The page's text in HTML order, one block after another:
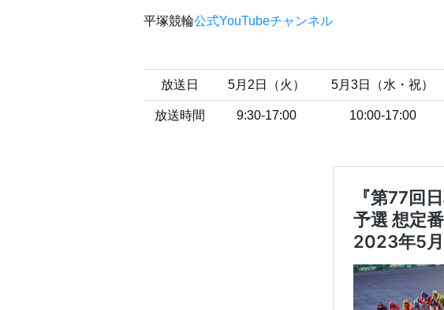
平塚競輪公式YouTubeチャンネル
放送日 5月2日（火） 5月3日（水・祝）
放送時間 9:30-17:00 10:00-17:00